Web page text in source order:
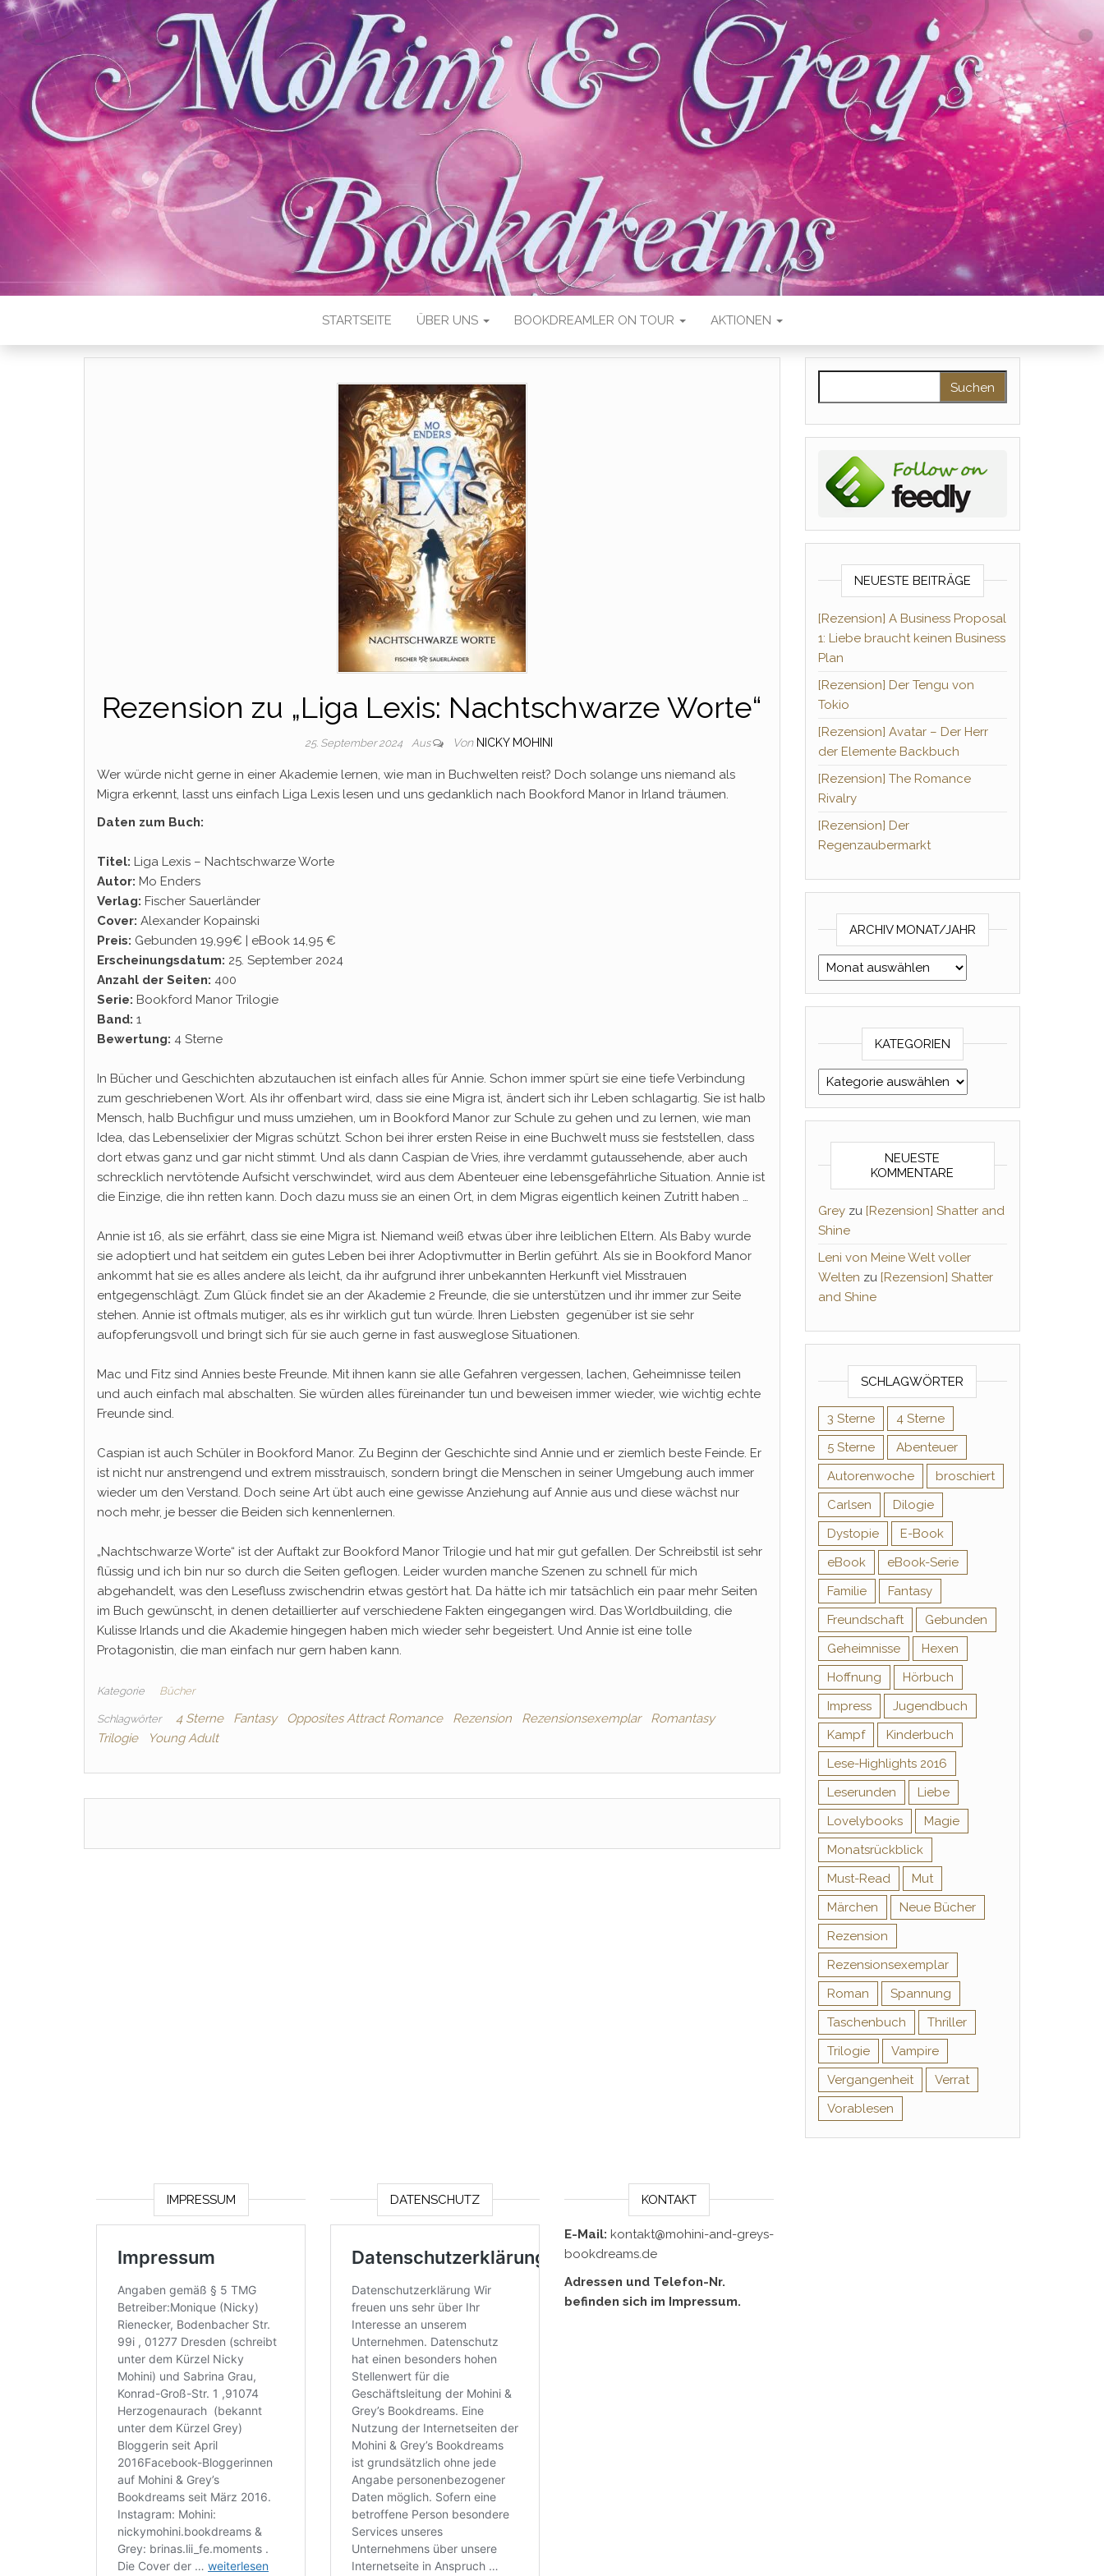
STARTSEITE ÜBER UNS BOOKDREAMLER ON TOUR AKTIONEN
Rezension zu „Liga Lexis: Nachtschwarze Worte“
25. September 2024 Aus Von NICKY MOHINI
Wer würde nicht gerne in einer Akademie lernen, wie man in Buchwelten reist? Doch solange uns niemand als
Migra erkennt, lasst uns einfach Liga Lexis lesen und uns gedanklich nach Bookford Manor in Irland träumen.
Daten zum Buch:
Titel: Liga Lexis – Nachtschwarze Worte
Autor: Mo Enders
Verlag: Fischer Sauerländer
Cover: Alexander Kopainski
Preis: Gebunden 19,99€ | eBook 14,95 €
Erscheinungsdatum: 25. September 2024
Anzahl der Seiten: 400
Serie: Bookford Manor Trilogie
Band: 1
Bewertung: 4 Sterne
In Bücher und Geschichten abzutauchen ist einfach alles für Annie. Schon immer spürt sie eine tiefe Verbindung
zum geschriebenen Wort. Als ihr offenbart wird, dass sie eine Migra ist, ändert sich ihr Leben schlagartig. Sie ist halb
Mensch, halb Buchfigur und muss umziehen, um in Bookford Manor zur Schule zu gehen und zu lernen, wie man
Idea, das Lebenselixier der Migras schützt. Schon bei ihrer ersten Reise in eine Buchwelt muss sie feststellen, dass
dort etwas ganz und gar nicht stimmt. Und als dann Caspian de Vries, ihre verdammt gutaussehende, aber auch
schrecklich nervtötende Aufsicht verschwindet, wird aus dem Abenteuer eine lebensgefährliche Situation. Annie ist
die Einzige, die ihn retten kann. Doch dazu muss sie an einen Ort, in dem Migras eigentlich keinen Zutritt haben …
Annie ist 16, als sie erfährt, dass sie eine Migra ist. Niemand weiß etwas über ihre leiblichen Eltern. Als Baby wurde
sie adoptiert und hat seitdem ein gutes Leben bei ihrer Adoptivmutter in Berlin geführt. Als sie in Bookford Manor
ankommt hat sie es alles andere als leicht, da ihr aufgrund ihrer unbekannten Herkunft viel Misstrauen
entgegenschlägt. Zum Glück findet sie an der Akademie 2 Freunde, die sie unterstützen und ihr immer zur Seite
stehen. Annie ist oftmals mutiger, als es ihr wirklich gut tun würde. Ihren Liebsten gegenüber ist sie sehr
aufopferungsvoll und bringt sich für sie auch gerne in fast ausweglose Situationen.
Mac und Fitz sind Annies beste Freunde. Mit ihnen kann sie alle Gefahren vergessen, lachen, Geheimnisse teilen
und auch einfach mal abschalten. Sie würden alles füreinander tun und beweisen immer wieder, wie wichtig echte
Freunde sind.
Caspian ist auch Schüler in Bookford Manor. Zu Beginn der Geschichte sind Annie und er ziemlich beste Feinde. Er
ist nicht nur anstrengend und extrem misstrauisch, sondern bringt die Menschen in seiner Umgebung auch immer
wieder um den Verstand. Doch seine Art übt auch eine gewisse Anziehung auf Annie aus und diese wächst nur
noch mehr, je besser die Beiden sich kennenlernen.
„Nachtschwarze Worte“ ist der Auftakt zur Bookford Manor Trilogie und hat mir gut gefallen. Der Schreibstil ist sehr
flüssig und ich bin nur so durch die Seiten geflogen. Leider wurden manche Szenen zu schnell für mich
abgehandelt, was den Lesefluss zwischendrin etwas gestört hat. Da hätte ich mir tatsächlich ein paar mehr Seiten
im Buch gewünscht, in denen detaillierter auf verschiedene Fakten eingegangen wird. Das Worldbuilding, die
Kulisse Irlands und die Akademie hingegen haben mich wieder sehr begeistert. Und Annie ist eine tolle
Protagonistin, die man einfach nur gern haben kann.
Kategorie Bücher
Schlagwörter 4 Sterne Fantasy Opposites Attract Romance Rezension Rezensionsexemplar
Romantasy
Trilogie
Young Adult
NEUESTE BEITRÄGE
[Rezension] A Business Proposal
1: Liebe braucht keinen Business
Plan
[Rezension] Der Tengu von
Tokio
[Rezension] Avatar – Der Herr
der Elemente Backbuch
[Rezension] The Romance
Rivalry
[Rezension] Der
Regenzaubermarkt
ARCHIV MONAT/JAHR
Archiv Monat/Jahr
KATEGORIEN
Kategorien
NEUESTE
KOMMENTARE
Greyzu [Rezension] Shatter and
Shine
Leni von Meine Welt voller
Welten zu [Rezension] Shatter
and Shine
SCHLAGWÖRTER
3 Sterne
4 Sterne
5 Sterne
Abenteuer
Autorenwoche
broschiert
Carlsen
Dilogie
Dystopie
E-Book
eBook
eBook-Serie
Familie
Fantasy
Freundschaft
Gebunden
Geheimnisse
Hexen
Hoffnung
Hörbuch
Impress
Jugendbuch
Kampf
Kinderbuch
Lese-Highlights 2016
Leserunden
Liebe
Lovelybooks
Magie
Monatsrückblick
Must-Read
Mut
Märchen
Neue Bücher
Rezension
Rezensionsexemplar
Roman
Spannung
Taschenbuch
Thriller
Trilogie
Vampire
Vergangenheit
Verrat
Vorablesen
IMPRESSUM DATENSCHUTZ KONTAKT
E-Mail: kontakt@mohini-and-greys-
bookdreams.de
Adressen und Telefon-Nr.
befinden sich im Impressum.